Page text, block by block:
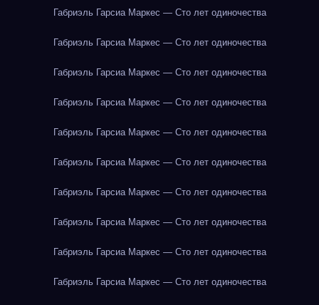
Габриэль Гарсиа Маркес — Сто лет одиночества
Габриэль Гарсиа Маркес — Сто лет одиночества
Габриэль Гарсиа Маркес — Сто лет одиночества
Габриэль Гарсиа Маркес — Сто лет одиночества
Габриэль Гарсиа Маркес — Сто лет одиночества
Габриэль Гарсиа Маркес — Сто лет одиночества
Габриэль Гарсиа Маркес — Сто лет одиночества
Габриэль Гарсиа Маркес — Сто лет одиночества
Габриэль Гарсиа Маркес — Сто лет одиночества
Габриэль Гарсиа Маркес — Сто лет одиночества